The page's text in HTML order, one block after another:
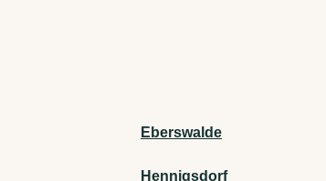
Eberswalde
Hennigsdorf